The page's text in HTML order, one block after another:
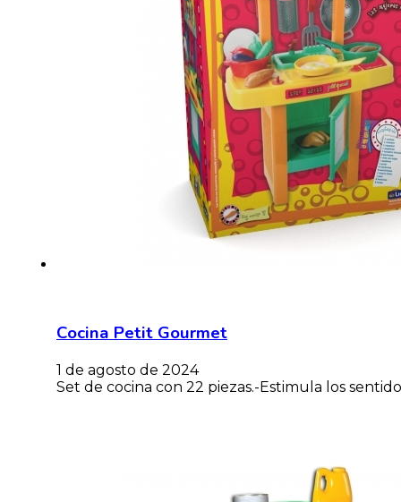
Cocina Petit Gourmet
1 de agosto de 2024
Set de cocina con 22 piezas.-Estimula los